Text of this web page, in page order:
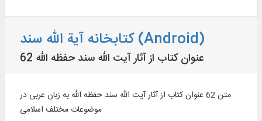
کتابخانه آیة الله سند (Android)
62 عنوان کتاب از آثار آیت الله سند حفظه الله
متن 62 عنوان کتاب از آثار آیت الله سند حفظه الله به زبان عربی در
موضوعات مختلف اسلامی